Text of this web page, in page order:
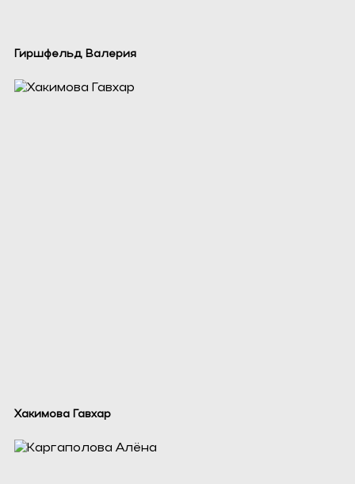
Гиршфельд Валерия
Хакимова Гавхар